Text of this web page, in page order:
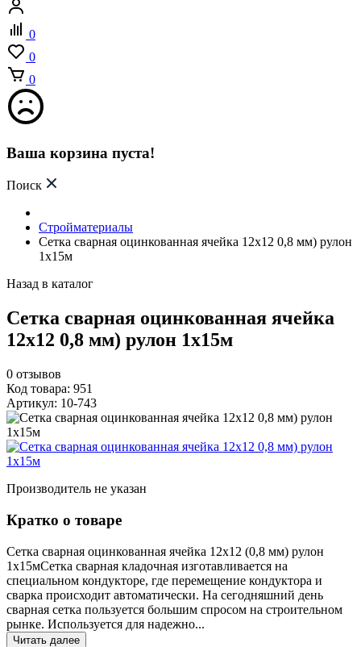
0
0
0
Ваша корзина пуста!
Поиск
Стройматериалы
Сетка сварная оцинкованная ячейка 12х12 0,8 мм) рулон
1х15м
Назад в каталог
Сетка сварная оцинкованная ячейка
12х12 0,8 мм) рулон 1х15м
0 отзывов
Код товара: 951
Артикул: 10-743
Производитель не указан
Кратко о товаре
Сетка сварная оцинкованная ячейка 12х12 (0,8 мм) рулон
1х15мСетка сварная кладочная изготавливается на
специальном кондукторе, где перемещение кондуктора и
сварка происходит автоматически. На сегодняшний день
сварная сетка пользуется большим спросом на строительном
рынке. Используется для надежно...
Читать далее